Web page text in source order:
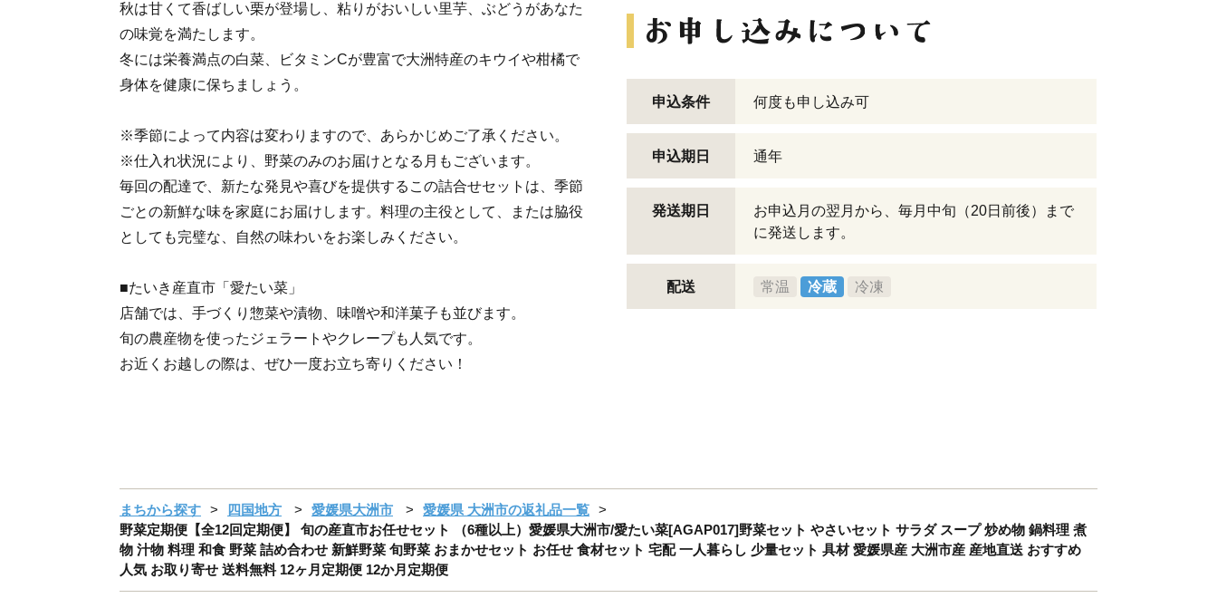
秋は甘くて香ばしい栗が登場し、粘りがおいしい里芋、ぶどうがあなた
の味覚を満たします。
冬には栄養満点の白菜、ビタミンCが豊富で大洲特産のキウイや柑橘で
身体を健康に保ちましょう。
※季節によって内容は変わりますので、あらかじめご了承ください。
※仕入れ状況により、野菜のみのお届けとなる月もございます。
毎回の配達で、新たな発見や喜びを提供するこの詰合せセットは、季節
ごとの新鮮な味を家庭にお届けします。料理の主役として、または脇役
としても完璧な、自然の味わいをお楽しみください。
■たいき産直市「愛たい菜」
店舗では、手づくり惣菜や漬物、味噌や和洋菓子も並びます。
旬の農産物を使ったジェラートやクレープも人気です。
お近くお越しの際は、ぜひ一度お立ち寄りください！
申込条件 何度も申し込み可
申込期日 通年
発送期日
お申込月の翌月から、毎月中旬（20日前後）まで
に発送します。
配送 常温 冷蔵 冷凍
まちから探す 四国地方 愛媛県大洲市
愛媛県 大洲市の返礼品一覧
野菜定期便【全12回定期便】 旬の産直市お任せセット （6種以上）愛媛県大洲市/愛たい菜[AGAP017]野菜セット やさいセット サラダ スープ 炒め物 鍋料理 煮
物 汁物 料理 和食 野菜 詰め合わせ 新鮮野菜 旬野菜 おまかせセット お任せ 食材セット 宅配 一人暮らし 少量セット 具材 愛媛県産 大洲市産 産地直送 おすすめ
人気 お取り寄せ 送料無料 12ヶ月定期便 12か月定期便